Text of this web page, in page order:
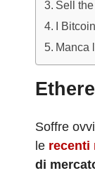
Sell
I
Manca
Soffre
le recenti
di